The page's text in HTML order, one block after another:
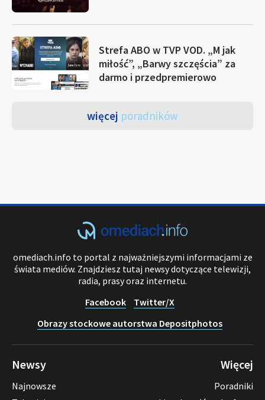
Strefa ABO w TVP VOD. „M jak
miłość”, „Barwy szczęścia” za
darmo i przedpremierowo
więcej poradników
omediach.info to portal z najważniejszymi informacjami ze
świata mediów. Znajdziesz tutaj newsy dotyczące telewizji,
radia, prasy oraz internetu.
Facebook
Twitter/X
Obrazy stockowe autorstwa Depositphotos
Newsy
Najnowsze
Więcej
Poradniki